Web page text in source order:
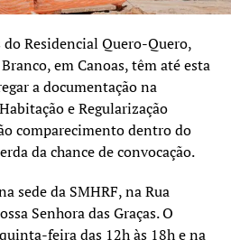
que
apontadas
técnicos
muito alto.
é oferecer
segura e
essas
mais
Residencial Quero-Quero,
em Canoas, têm até esta
a documentação na
e Regularização
comparecimento dentro do
da chance de convocação.
sede da SMHRF, na Rua
Senhora das Graças. O
feira das 12h às 18h e na